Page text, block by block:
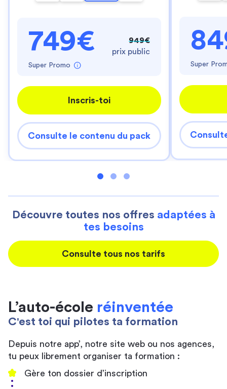
749€
Super Promo
949€
prix public
Inscris-toi
Consulte le contenu du pack
Super
Découvre toutes nos offres adaptées à
tes besoins
Consulte tous nos tarifs
L’auto-école réinventée
C'est toi qui pilotes ta formation
Depuis notre app’, notre site web ou nos agences,
tu peux librement organiser ta formation :
Gère ton dossier d’inscription